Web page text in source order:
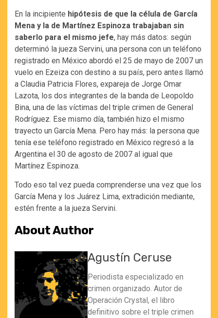
En la incipiente hipótesis de que la célula de García
Mena y la de Martínez Espinoza trabajaban sin
saberlo para el mismo jefe, hay más datos: según
determinó la jueza Servini, una persona con un teléfono
registrado en México abordó el 25 de mayo de 2007 un
vuelo en Ezeiza con destino a su país, pero antes llamó
a Claudia Patricia Flores, expareja de Jorge Omar
Lazota, los dos integrantes de la banda de Leopoldo
Bina, una de las víctimas del triple crimen de General
Rodríguez. Ese mismo día, también hizo el mismo
trayecto un García Mena. Pero hay más: la persona que
tenía ese teléfono registrado en México regresó a la
Argentina el 30 de agosto de 2007 al igual que
Martínez Espinoza.
Todo eso tal vez pueda comprenderse una vez que los
García Mena y los Juárez Lima, extradición mediante,
estén frente a la jueza Servini.
About Author
Agustín Ceruse
Periodista especializado en
crimen organizado. Autor de
Operación Crystal, el libro
definitivo sobre el triple crimen